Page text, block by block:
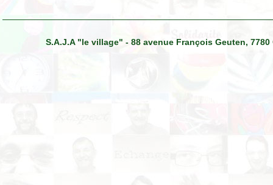
S.A.J.A "le village" - 88 avenue François Geuten,